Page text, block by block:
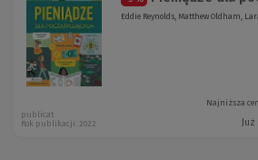
Eddie Reynolds, Matthew Oldham,
Najniższa
publicat
Rok publikacji: 2022